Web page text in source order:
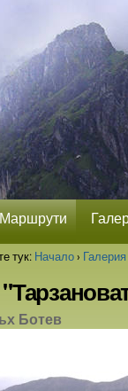
Маршрути
тук: Начало › Галерия
Ботев